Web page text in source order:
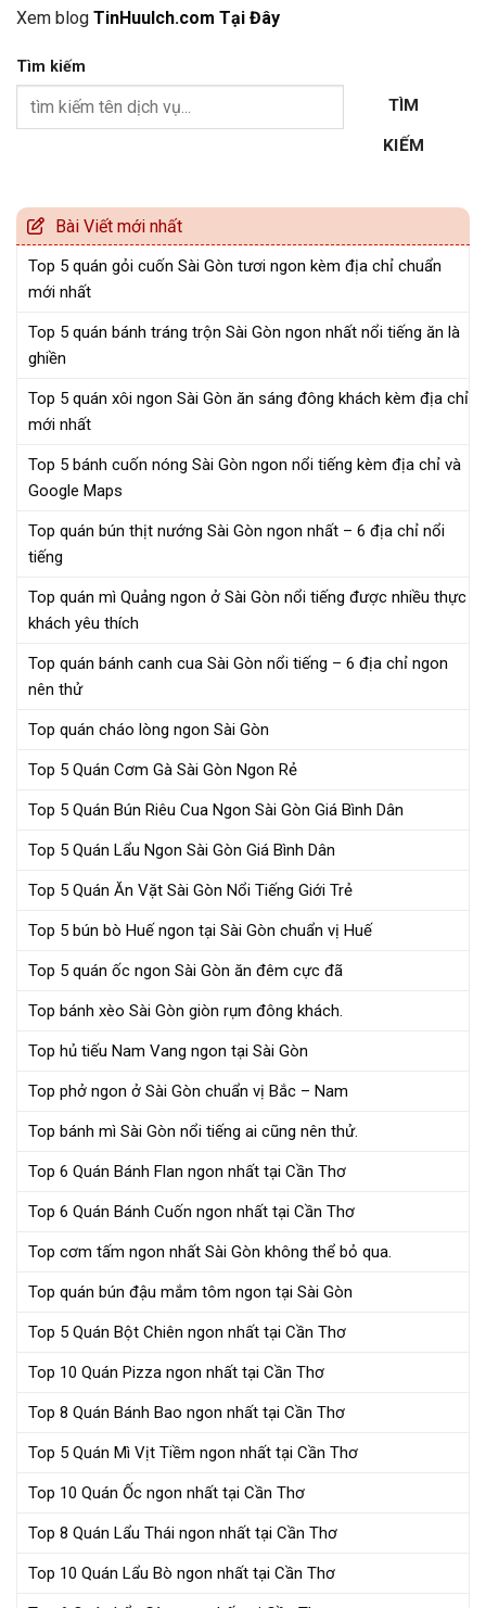
Xem blog TinHuuIch.com Tại Đây
Tìm kiếm
TÌM
KIẾM
Bài Viết mới nhất
Top 5 quán gỏi cuốn Sài Gòn tươi ngon kèm địa chỉ chuẩn
mới nhất
Top 5 quán bánh tráng trộn Sài Gòn ngon nhất nổi tiếng ăn là
ghiền
Top 5 quán xôi ngon Sài Gòn ăn sáng đông khách kèm địa chỉ
mới nhất
Top 5 bánh cuốn nóng Sài Gòn ngon nổi tiếng kèm địa chỉ và
Google Maps
Top quán bún thịt nướng Sài Gòn ngon nhất – 6 địa chỉ nổi
tiếng
Top quán mì Quảng ngon ở Sài Gòn nổi tiếng được nhiều thực
khách yêu thích
Top quán bánh canh cua Sài Gòn nổi tiếng – 6 địa chỉ ngon
nên thử
Top quán cháo lòng ngon Sài Gòn
Top 5 Quán Cơm Gà Sài Gòn Ngon Rẻ
Top 5 Quán Bún Riêu Cua Ngon Sài Gòn Giá Bình Dân
Top 5 Quán Lẩu Ngon Sài Gòn Giá Bình Dân
Top 5 Quán Ăn Vặt Sài Gòn Nổi Tiếng Giới Trẻ
Top 5 bún bò Huế ngon tại Sài Gòn chuẩn vị Huế
Top 5 quán ốc ngon Sài Gòn ăn đêm cực đã
Top bánh xèo Sài Gòn giòn rụm đông khách.
Top hủ tiếu Nam Vang ngon tại Sài Gòn
Top phở ngon ở Sài Gòn chuẩn vị Bắc – Nam
Top bánh mì Sài Gòn nổi tiếng ai cũng nên thử.
Top 6 Quán Bánh Flan ngon nhất tại Cần Thơ
Top 6 Quán Bánh Cuốn ngon nhất tại Cần Thơ
Top cơm tấm ngon nhất Sài Gòn không thể bỏ qua.
Top quán bún đậu mắm tôm ngon tại Sài Gòn
Top 5 Quán Bột Chiên ngon nhất tại Cần Thơ
Top 10 Quán Pizza ngon nhất tại Cần Thơ
Top 8 Quán Bánh Bao ngon nhất tại Cần Thơ
Top 5 Quán Mì Vịt Tiềm ngon nhất tại Cần Thơ
Top 10 Quán Ốc ngon nhất tại Cần Thơ
Top 8 Quán Lẩu Thái ngon nhất tại Cần Thơ
Top 10 Quán Lẩu Bò ngon nhất tại Cần Thơ